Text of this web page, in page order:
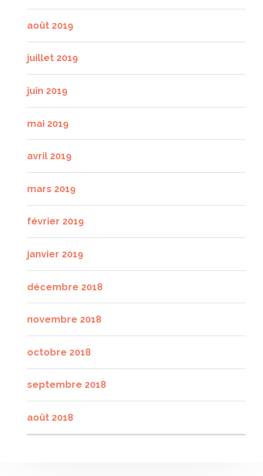
août 2019
juillet 2019
juin 2019
mai 2019
avril 2019
mars 2019
février 2019
janvier 2019
décembre 2018
novembre 2018
octobre 2018
septembre 2018
août 2018